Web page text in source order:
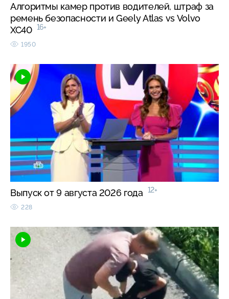
Алгоритмы камер против водителей, штраф за
ремень безопасности и Geely Atlas vs Volvo
XC40 16+
1950
Выпуск от 9 августа 2026 года 12+
228